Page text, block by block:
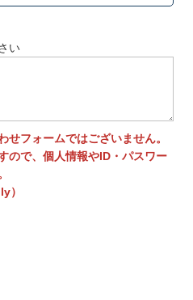
い
フォームではございません。
ので、個人情報やID・パスワー
）